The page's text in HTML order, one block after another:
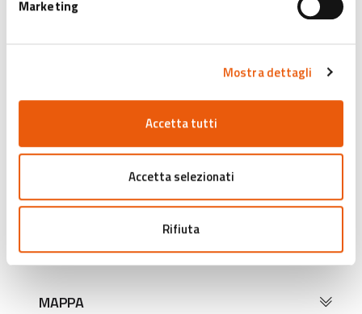
Marketing
Mostra dettagli
Accetta tutti
Accetta selezionati
Rifiuta
viaggi. Da oltre quindici anni l’artista percorre le Americhe e
colonialismo e razzismo sistemico abbiano plasmato i
riunisce un nucleo selezionato di opere della Pinault Collection,
in un’esperienza immersiva e contemplativa.
ridotto.
cliccando qui
MAPPA